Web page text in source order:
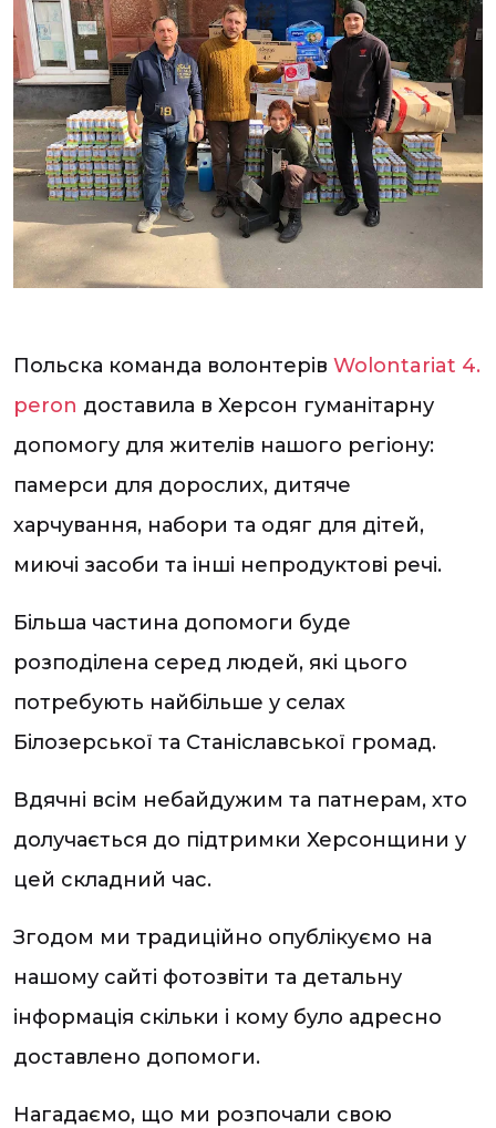
Польска команда волонтерів Wolontariat 4.
peron доставила в Херсон гуманітарну
допомогу для жителів нашого регіону:
памерси для дорослих, дитяче
харчування, набори та одяг для дітей,
миючі засоби та інші непродуктові речі.
Більша частина допомоги буде
розподілена серед людей, які цього
потребують найбільше у селах
Білозерської та Станіславської громад.
Вдячні всім небайдужим та патнерам, хто
долучається до підтримки Херсонщини у
цей складний час.
Згодом ми традиційно опублікуємо на
нашому сайті фотозвіти та детальну
інформація скільки і кому було адресно
доставлено допомоги.
Нагадаємо, що ми розпочали свою